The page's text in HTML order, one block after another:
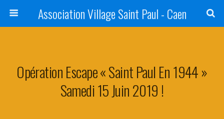
Association Village Saint Paul - Caen
Opération Escape « Saint Paul En 1944 »
Samedi 15 Juin 2019 !